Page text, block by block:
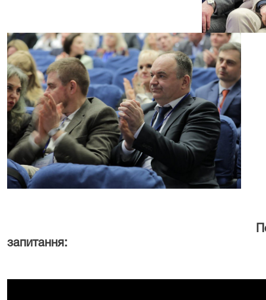
Повне відео виступу
запитання: